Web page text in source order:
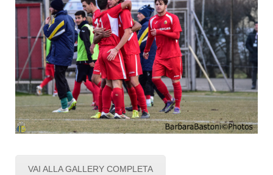
VAI ALLA GALLERY COMPLETA